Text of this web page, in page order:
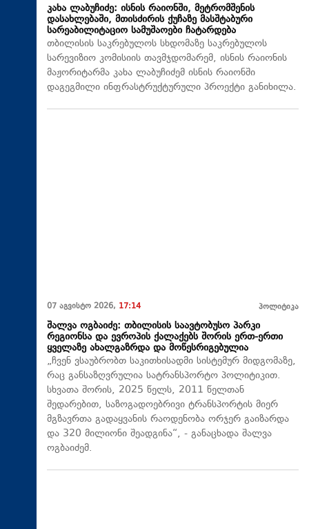
კახა ლაბუჩიძე: ისნის რაიონში, მეტრომშენის
დასახლებაში, მთისძირის ქუჩაზე მასშტაბური
სარეაბილიტაციო სამუშაოები ჩატარდება
თბილისის საკრებულოს სხდომაზე საკრებულოს
სარევიზიო კომისიის თავმჯდომარემ, ისნის რაიონის
მაჟორიტარმა კახა ლაბუჩიძემ ისნის რაიონში
დაგეგმილი ინფრასტრუქტურული პროექტი განიხილა.
07 აგვისტო 2026, 17:14 პოლიტიკა
შალვა ოგბაიძე: თბილისის საავტობუსო პარკი
რეგიონსა და ევროპის ქალაქებს შორის ერთ-ერთი
ყველაზე ახალგაზრდა და მოწესრიგებულია
„ჩვენ ვსაუბრობთ საკითხისადმი სისტემურ მიდგომაზე,
რაც განსაზღვრულია სატრანსპორტო პოლიტიკით.
სხვათა შორის, 2025 წელს, 2011 წელთან
შედარებით, საზოგადოებრივი ტრანსპორტის მიერ
მგზავრთა გადაყვანის რაოდენობა ორჯერ გაიზარდა
და 320 მილიონი შეადგინა“, - განაცხადა შალვა
ოგბაიძემ.